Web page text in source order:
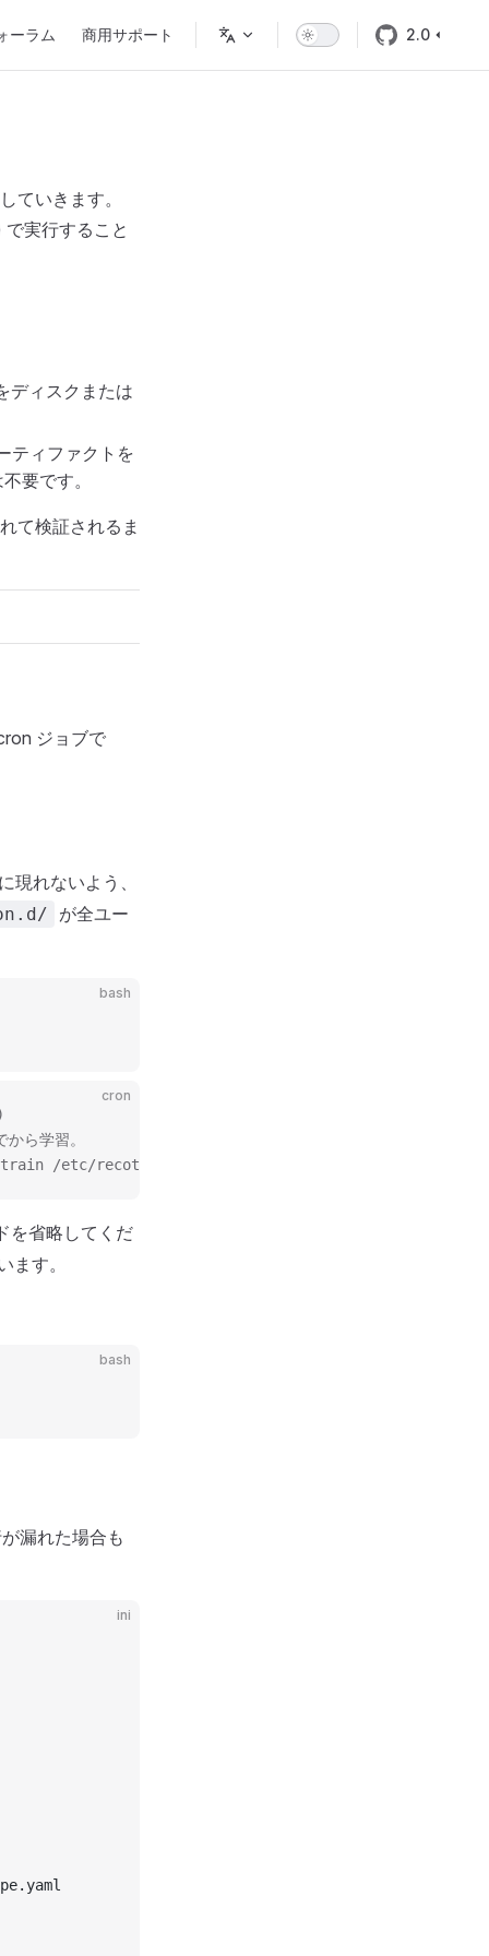
ーラム 商用サポート 2.0
ていきます。
実行すること
ディスクまたは
ティファクトを
要です。
て検証されるま
ジョブで
現れないよう、
が全ユー
bash
cron
ら学習。
/etc/recotem/recipes/my_recipe.yaml >> /var/log/
を省略してくだ
す。
bash
漏れた場合も
ini